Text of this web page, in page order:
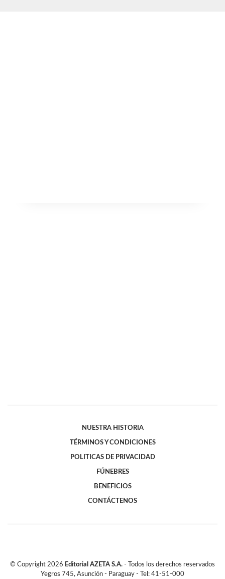
NUESTRA HISTORIA
TÉRMINOS Y CONDICIONES
POLITICAS DE PRIVACIDAD
FÚNEBRES
BENEFICIOS
CONTÁCTENOS
© Copyright 2026 Editorial AZETA S.A. - Todos los derechos reservados
Yegros 745, Asunción - Paraguay - Tel: 41-51-000